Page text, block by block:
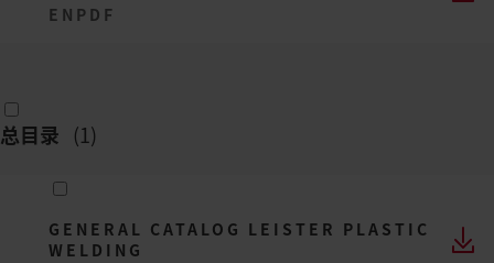
EN PDF
总目录 (1)
GENERAL CATALOG LEISTER PLASTIC
WELDING